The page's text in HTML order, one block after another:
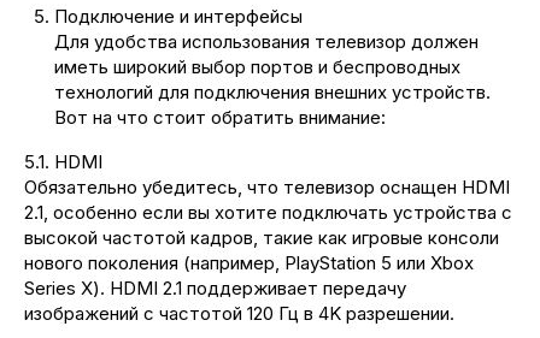
Подключение и интерфейсы
Для удобства использования телевизор должен
иметь широкий выбор портов и беспроводных
технологий для подключения внешних устройств.
Вот на что стоит обратить внимание:
5.1. HDMI
Обязательно убедитесь, что телевизор оснащен HDMI
2.1, особенно если вы хотите подключать устройства с
высокой частотой кадров, такие как игровые консоли
нового поколения (например, PlayStation 5 или Xbox
Series X). HDMI 2.1 поддерживает передачу
изображений с частотой 120 Гц в 4K разрешении.